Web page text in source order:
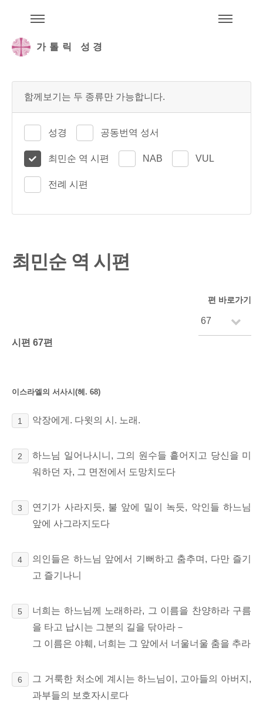
가톨릭 성경
함께보기는 두 종류만 가능합니다.
성경 공동번역 성서
최민순 역 시편 NAB VUL
전례 시편
최민순 역 시편
편 바로가기
시편 67편
이스라엘의 서사시(헤. 68)
1 악장에게. 다윗의 시. 노래.
2
하느님 일어나시니, 그의 원수들 흩어지고 당신을 미
워하던 자, 그 면전에서 도망치도다
3
연기가 사라지듯, 불 앞에 밀이 녹듯, 악인들 하느님
앞에 사그라지도다
4
의인들은 하느님 앞에서 기뻐하고 춤추며, 다만 즐기
고 즐기나니
5
너희는 하느님께 노래하라, 그 이름을 찬양하라 구름
을 타고 납시는 그분의 길을 닦아라－
그 이름은 야훼, 너희는 그 앞에서 너울너울 춤을 추라
6
그 거룩한 처소에 계시는 하느님이, 고아들의 아버지,
과부들의 보호자시로다